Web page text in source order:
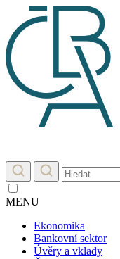
MENU
Ekonomika
Bankovní sektor
Úvěry a vklady